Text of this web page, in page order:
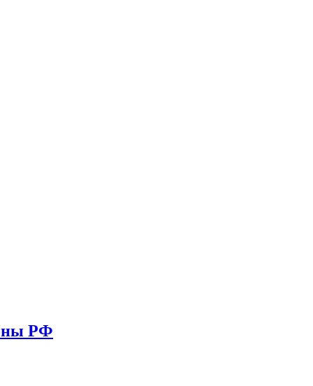
РФ